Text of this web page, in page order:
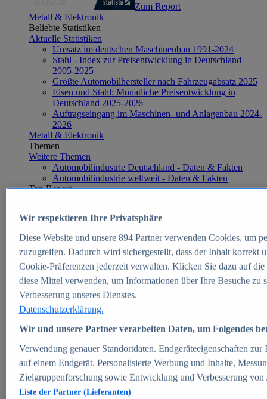
Zum Report
Metall & Elektronik
Beliebte Statistiken
Aktuelle Statistiken
Umsatz im deutschen Maschinenbau 1991-2024
Stahl - Index zur Preisentwicklung in Deutschland
2005-2025
Größte Automobilhersteller nach Fahrzeugabsatz 2025
Eisen und Stahl: Monatliche Preisentwicklung in
Deutschland 2025-2026
Auftragseingang im Maschinen- und Anlagenbau 2024-
2026
Metall & Elektronik
Themen
Weitere Themen
Automobilindustrie Deutschland - Daten & Fakten
Automobilindustrie weltweit - Daten & Fakten
Top Report
Zum Report
E-commerce
Beliebte Statistiken
Aktuelle Statistiken
E-Commerce - Entwicklung des Umsatzes in
Deutschland 1999-2025
Umsatz von Amazon in Deutschland und weltweit
2010-2025
B2C-E-Commerce: Top-50 Online Shops in
Deutschland 2024
Marktanteile von Online-Zahlungsverfahren in
Deutschland 2024
Umsatzstarke Warengruppen im Online-Handel in
Deutschland 2023-2025
Wir respektieren Ihre Privatsphäre
Diese Website und unsere 894Partner verwenden Cookies, um
zuzugreifen. Dadurch wird sichergestellt, dass der Inhalt korrekt
Cookie-Präferenzen jederzeit verwalten. Klicken Sie dazu auf
diese Mittel verwenden, um Informationen über Ihre Besuche
Verbesserung unseres Dienstes.
Datenschutzerklärung.
Wir und unsere Partner verarbeiten Daten, um Folgendes
Verwendung genauer Standortdaten. Endgeräteeigenschaften
auf einem Endgerät. Personalisierte Werbung und Inhalte,
Zielgruppenforschung sowie Entwicklung und Verbesserung von
Liste der Partner (Lieferanten)